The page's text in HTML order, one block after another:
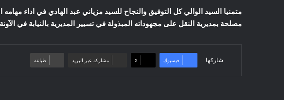
متمنيا السيد الوالي كل التوفيق والنجاح للسيد مزياني عبد الهادي في اداء
مصلحة بمديرية النقل على مجهوداته المبذولة في تسيير المديرية بالنيابة في
شاركها فيسبوك ‫X مشاركة عبر البريد طباعة